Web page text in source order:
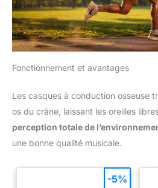
Fonctionnement et avantages
Les casques à conduction osseuse
os du crâne, laissant les oreilles
perception totale de
une bonne qualité musicale.
-5%